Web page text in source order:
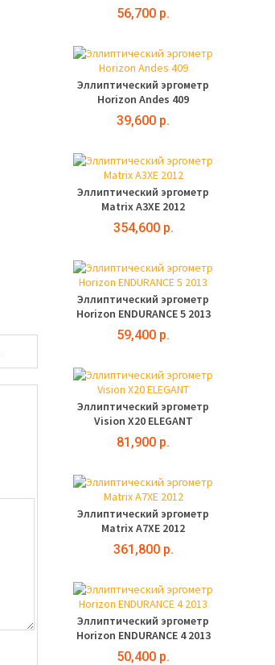
56,700 р.
Эллиптический эргометр
Horizon Andes 409
39,600 р.
Эллиптический эргометр
Matrix A3XE 2012
354,600 р.
Эллиптический эргометр
Horizon ENDURANCE 5 2013
59,400 р.
Эллиптический эргометр
Vision X20 ELEGANT
81,900 р.
Эллиптический эргометр
Matrix A7XE 2012
361,800 р.
Эллиптический эргометр
Horizon ENDURANCE 4 2013
50,400 р.